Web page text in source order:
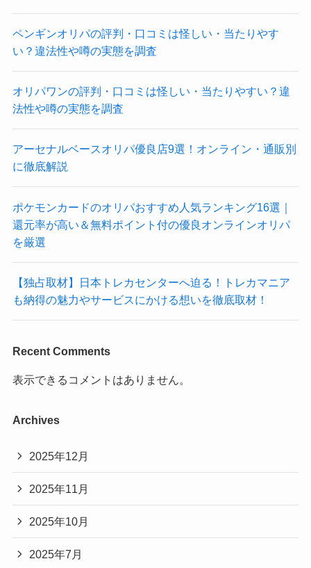
ペンギンオリパの評判・口コミは怪しい・当たりやす
い？違法性や噂の実態を調査
オリパワンの評判・口コミは怪しい・当たりやすい？違
法性や噂の実態を調査
アーセナルベースオリパ優良店9選！オンライン・通販別
に徹底解説
ポケモンカードのオリパおすすめ人気ランキング16選｜
還元率が高い＆無料ポイント付の優良オンラインオリパ
を厳選
【独占取材】日本トレカセンターへ迫る！トレカマニア
も納得の魅力やサービスにかける想いを徹底取材！
Recent Comments
表示できるコメントはありません。
Archives
2025年12月
2025年11月
2025年10月
2025年7月